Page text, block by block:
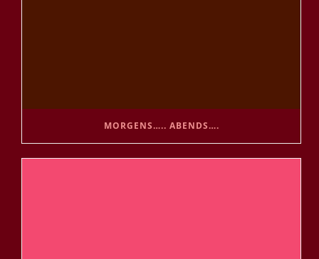
MORGENS….. ABENDS….